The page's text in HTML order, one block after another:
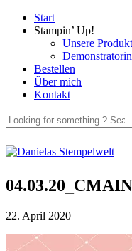
Start
Stampin’ Up!
Unsere
Bestellen
Über mich
Kontakt
22. April 2020